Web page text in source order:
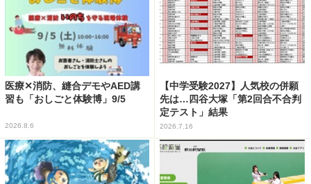
医療✕消防、縫合デモやAED講
習も「おしごと体験博」9/5
2026.8.6
【中学受験2027】人気校の併願
先は…四谷大塚「第2回合不合判
定テスト」結果
2026.7.16